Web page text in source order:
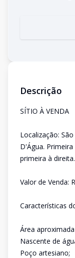
Descrição
SÍTIO À VENDA
Localização:
D'Água.
primeira à direita.
Valor de Venda:
Características
Área
Nascente de
Poço artesiano;